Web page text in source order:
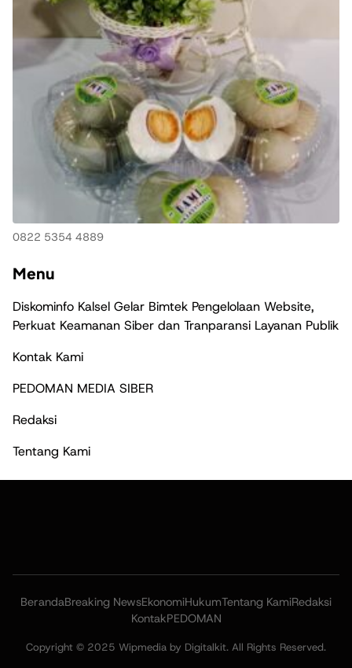
0822 5354 4889
Menu
Diskominfo Kalsel Gelar Bimtek Pengelolaan Website,
Perkuat Keamanan Siber dan Tranparansi Layanan Publik
Kontak Kami
PEDOMAN MEDIA SIBER
Redaksi
Tentang Kami
BerandaBreaking NewsEkonomiHukumTentang KamiRedaksi
KontakPEDOMAN
Copyright © 2025 Wipmedia by Digitalkit. All Rights Reserved.